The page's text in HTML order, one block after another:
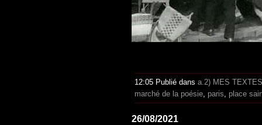
12:05 Publié dans a.2) MES TEXTES
marché de la poésie, paris, place
26/08/2021